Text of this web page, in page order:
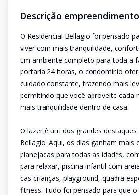
Descrição empreendimento
O Residencial Bellagio foi pensado
viver com mais tranquilidade,
um ambiente completo para toda a
portaria 24 horas, o condomínio
cuidado constante, trazendo mais
permitindo que você aproveite cada
mais tranquilidade dentro de casa.
O lazer é um dos grandes destaques
Bellagio. Aqui, os dias ganham mais
planejadas para todas as idades,
para relaxar, piscina infantil com
das crianças, playground, quadra
fitness. Tudo foi pensado para que